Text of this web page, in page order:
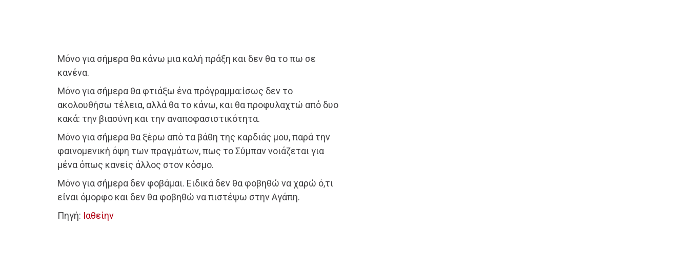
Μόνο για σήμερα θα κάνω μια καλή πράξη και δεν θα το πω σε
κανένα.
Μόνο για σήμερα θα φτιάξω ένα πρόγραμμα:ίσως δεν το
ακολουθήσω τέλεια, αλλά θα το κάνω, και θα προφυλαχτώ από δυο
κακά: την βιασύνη και την αναποφασιστικότητα.
Μόνο για σήμερα θα ξέρω από τα βάθη της καρδιάς μου, παρά την
φαινομενική όψη των πραγμάτων, πως το Σύμπαν νοιάζεται για
μένα όπως κανείς άλλος στον κόσμο.
Μόνο για σήμερα δεν φοβάμαι. Ειδικά δεν θα φοβηθώ να χαρώ ό,τι
είναι όμορφο και δεν θα φοβηθώ να πιστέψω στην Αγάπη.
Πηγή: Ιαθείην